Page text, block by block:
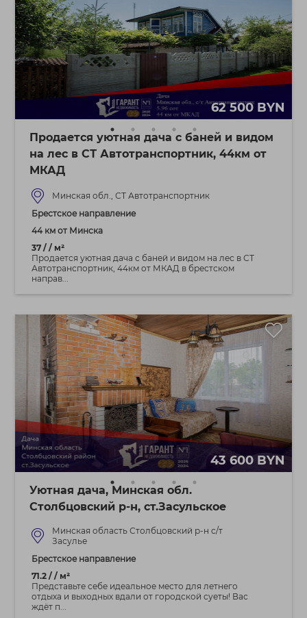
62 500 BYN
Продается уютная дача с баней и видом
на лес в СТ Автотранспортник, 44км от
МКАД
Минская обл., СТ Автотранспортник
Брестское направление
44 км от Минска
37 / / м²
Продается уютная дача с баней и видом на лес в СТ
Автотранспортник, 44км от МКАД в брестском
направ...
43 600 BYN
Уютная дача, Минская обл.
Столбцовский р-н, ст.Засульское
Минская область Столбцовский р-н с/т
Засулье
Брестское направление
71.2 / / м²
Представьте себе идеальное место для летнего
отдыха и выходных вдали от городской суеты! Вас
ждёт п...